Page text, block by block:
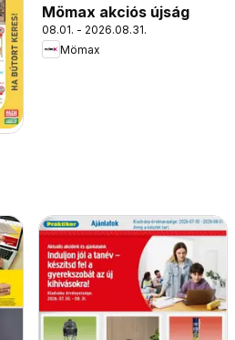
Mömax akciós újság
08.01. - 2026.08.31.
Mömax